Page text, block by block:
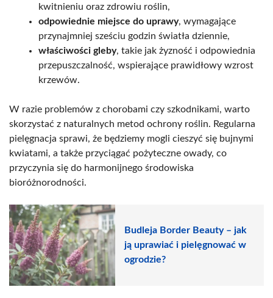
kwitnieniu oraz zdrowiu roślin,
odpowiednie miejsce do uprawy, wymagające
przynajmniej sześciu godzin światła dziennie,
właściwości gleby, takie jak żyzność i odpowiednia
przepuszczalność, wspierające prawidłowy wzrost
krzewów.
W razie problemów z chorobami czy szkodnikami, warto
skorzystać z naturalnych metod ochrony roślin. Regularna
pielęgnacja sprawi, że będziemy mogli cieszyć się bujnymi
kwiatami, a także przyciągać pożyteczne owady, co
przyczynia się do harmonijnego środowiska
bioróżnorodności.
Budleja Border Beauty – jak
ją uprawiać i pielęgnować w
ogrodzie?